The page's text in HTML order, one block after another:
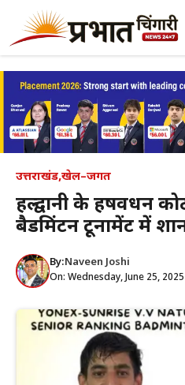
content
उत्तराखंड,खेल–जगत
हल्द्वानी के हर्षवर्धन
बैडमिंटन टूर्नामेंट में
By:Naveen Joshi
On: Wednesday, June 25,